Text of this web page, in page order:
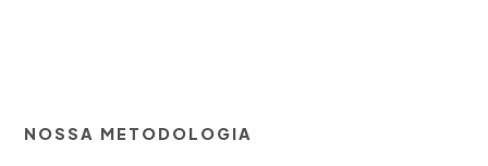
NOSSA METODOLOGIA